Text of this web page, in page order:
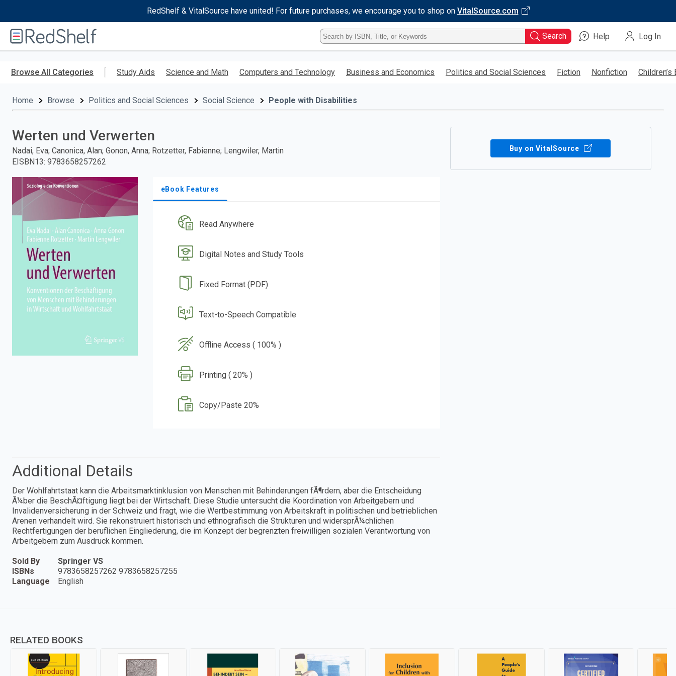
RedShelf & VitalSource have united! For future purchases, we encourage you to shop on VitalSource.com
RedShelf
Type
ISBN,
Title,
Keyword
enter
Search Help Log In
Browse All Categories Study Aids Science and Math Computers and Technology Business and Economics Politics and Social Sciences Fiction Nonfiction Children’s
Home Browse Politics and Social Sciences Social Science People with Disabilities
Werten und Verwerten
Nadai, Eva; Canonica, Alan; Gonon, Anna; Rotzetter, Fabienne; Lengwiler, Martin
EISBN13: 9783658257262
eBook Features
Read Anywhere
Digital Notes and Study Tools
Fixed Format (PDF)
Text-to-Speech Compatible
Offline Access ( 100% )
Printing ( 20% )
Copy/Paste 20%
Buy on VitalSource
Additional Details
Der Wohlfahrtstaat kann die Arbeitsmarktinklusion von Menschen mit Behinderungen fÃ¶rdern, aber die Entscheidung
Ã¼ber die BeschÃ¤ftigung liegt bei der Wirtschaft. Diese Studie untersucht die Koordination von Arbeitgebern und
Invalidenversicherung in der Schweiz und fragt, wie die Wertbestimmung von Arbeitskraft in politischen und betrieblichen
Arenen verhandelt wird. Sie rekonstruiert historisch und ethnografisch die Strukturen und widersprÃ¼chlichen
Rechtfertigungen der beruflichen Eingliederung, die im Konzept der begrenzten freiwilligen sozialen Verantwortung von
Arbeitgebern zum Ausdruck kommen.
Sold By
Springer VS
ISBNs
9783658257262 9783658257255
Language
English
RELATED BOOKS